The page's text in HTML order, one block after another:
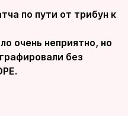
по пути от трибун к
очень неприятно, но
без